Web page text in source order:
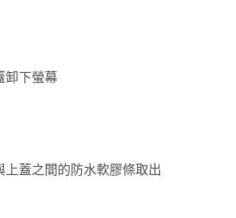
卸下螢幕
上蓋之間的防水軟膠條取出